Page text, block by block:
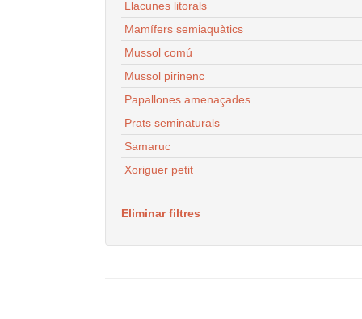
Llacunes litorals
Mamífers semiaquàtics
Mussol comú
Mussol pirinenc
Papallones amenaçades
Prats seminaturals
Samaruc
Xoriguer petit
Eliminar filtres